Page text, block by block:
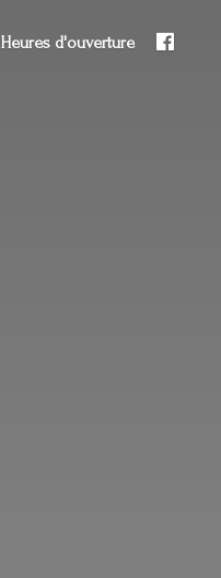
Heures d'ouverture